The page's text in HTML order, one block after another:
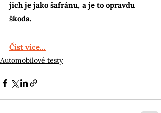
jich je jako šafránu, a je to opravdu
škoda.
Číst více...
Automobilové testy